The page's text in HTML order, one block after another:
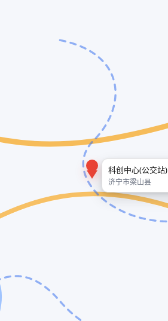
科创中心(公交站)
济宁市梁山县